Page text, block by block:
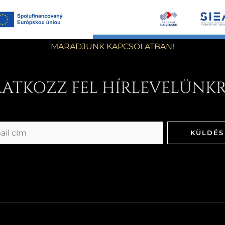
MARADJUNK KAPCSOLATBAN!
FEL
KÜLDÉS